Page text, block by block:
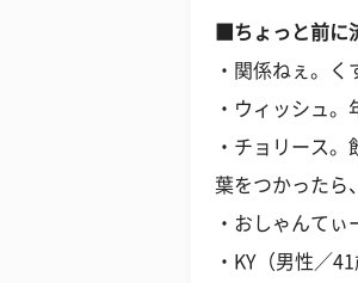
■ちょっと前に
・関係ねぇ。
・ウィッシュ
・チョリース
葉をつかったら
・おしゃんて
・KY（男性／